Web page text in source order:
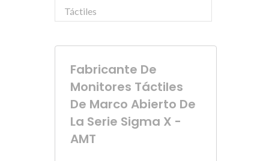
Táctiles
Fabricante De
Monitores Táctiles
De Marco Abierto De
La Serie Sigma X -
AMT